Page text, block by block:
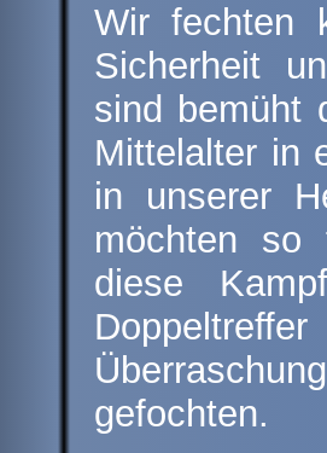
Wir fechten
Sicherheit
sind bemüht
Mittelalter in
in unserer
möchten so
diese
gefochten.